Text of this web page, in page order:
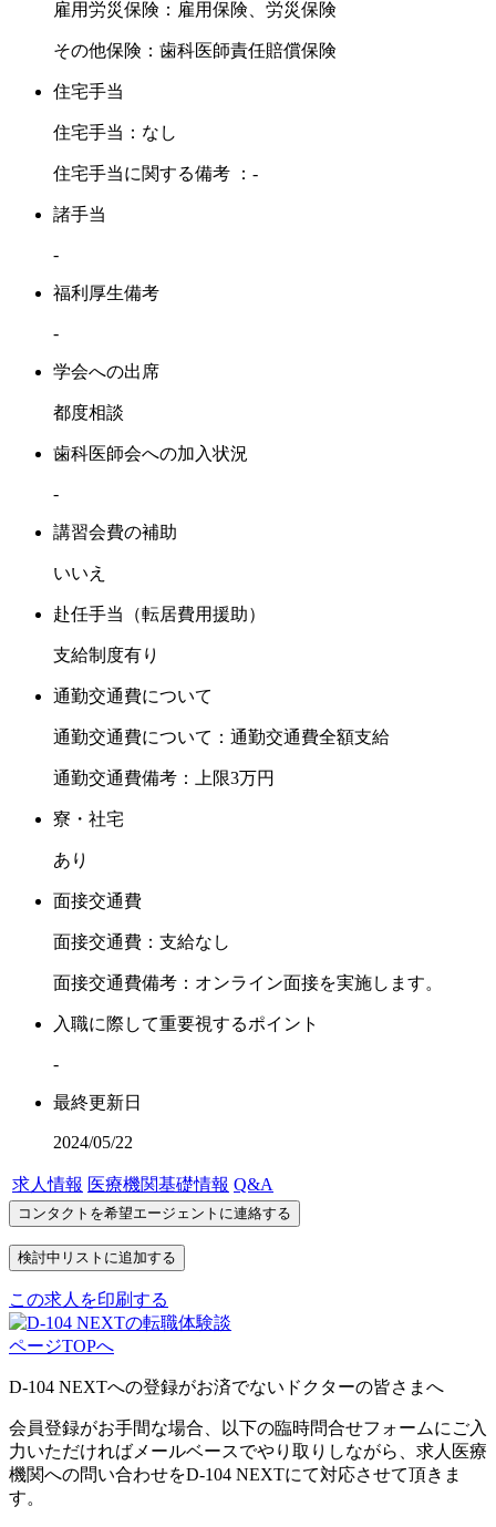
雇用労災保険：雇用保険、労災保険
その他保険：歯科医師責任賠償保険
住宅手当
住宅手当：なし
住宅手当に関する備考 ：-
諸手当
-
福利厚生備考
-
学会への出席
都度相談
歯科医師会への加入状況
-
講習会費の補助
いいえ
赴任手当（転居費用援助）
支給制度有り
通勤交通費について
通勤交通費について：通勤交通費全額支給
通勤交通費備考：上限3万円
寮・社宅
あり
面接交通費
面接交通費：支給なし
面接交通費備考：オンライン面接を実施します。
入職に際して重要視するポイント
-
最終更新日
2024/05/22
求人情報 医療機関基礎情報 Q&A
この求人を印刷する
ページTOPへ
D-104 NEXTへの登録がお済でないドクターの皆さまへ
会員登録がお手間な場合、以下の臨時問合せフォームにご入
力いただければメールベースでやり取りしながら、求人医療
機関への問い合わせをD-104 NEXTにて対応させて頂きま
す。